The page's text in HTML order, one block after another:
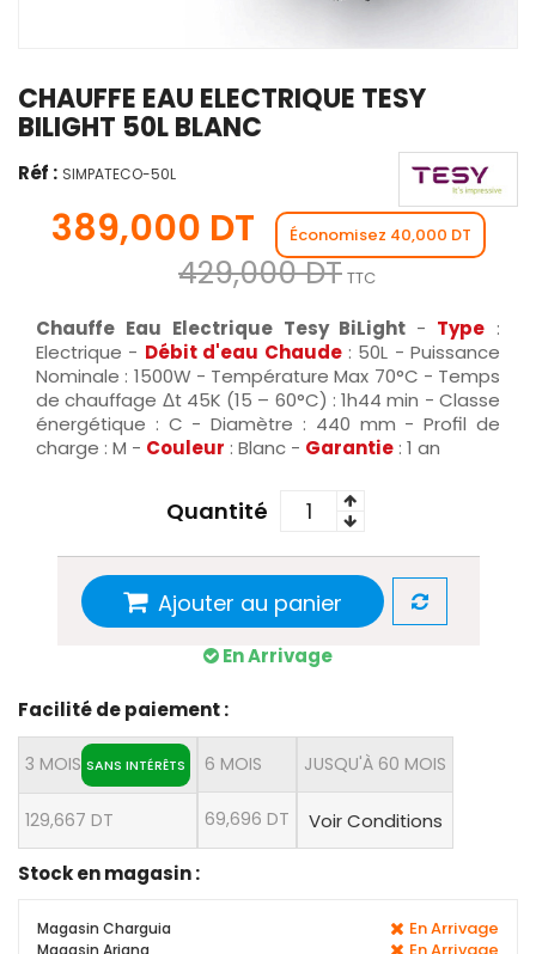
CHAUFFE EAU ELECTRIQUE TESY
BILIGHT 50L BLANC
Réf : SIMPATECO-50L
389,000 DT Économisez 40,000 DT
429,000 DT TTC
Chauffe Eau Electrique Tesy BiLight - Type :
Electrique - Débit d'eau Chaude: 50L - Puissance
Nominale : 1500W - Température Max 70°C - Temps
de chauffage Δt 45K (15 – 60°C) : 1h44 min - Classe
énergétique : C - Diamètre : 440 mm - Profil de
charge : M - Couleur : Blanc - Garantie : 1 an
Quantité
Ajouter au panier
En Arrivage
Facilité de paiement :
3 MOIS SANS INTÉRÊTS
129,667 DT
6 MOIS
69,696 DT
JUSQU'À 60 MOIS
Voir Conditions
Stock en magasin :
Magasin Charguia En Arrivage